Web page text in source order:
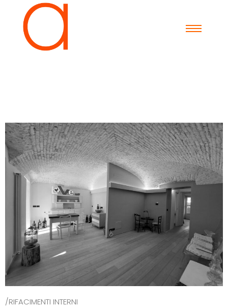
/RIFACIMENTI INTERNI